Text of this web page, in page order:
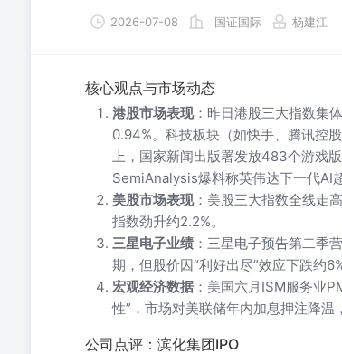
2026-07-08 国证国际 杨建江
核心观点与市场动态
港股市场表现：昨日港股三大指数集
0.94%。科技板块（如快手、腾讯控
上，国家新闻出版署发放483个游戏
SemiAnalysis爆料称英伟达下一代AI
美股市场表现：美股三大指数全线走
指数劲升约2.2%。
三星电子业绩 ：三星电子预告第二季
期，但股价因“利好出尽”效应下跌约
宏观经济数据 ：美国六月ISM服务业
性”，市场对美联储年内加息押注降温
公司点评：滨化集团IPO